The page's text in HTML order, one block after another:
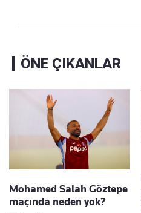
ÖNE ÇIKANLAR
Mohamed Salah Göztepe
maçında neden yok?